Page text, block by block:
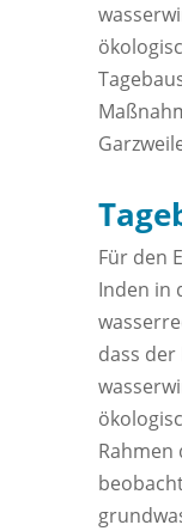
Für den
Inden in
dass
Rahmen